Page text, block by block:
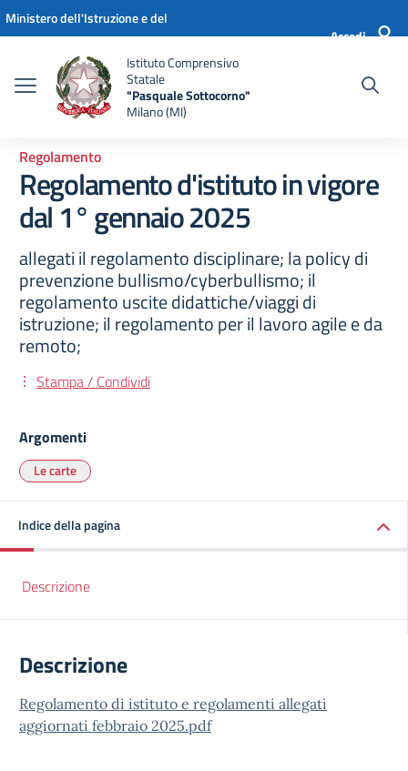
Vai ai contenuti
Vai al menu di navigazione
Vai al footer
Ministero dell'Istruzione e del
Accedi
Istituto Comprensivo
Statale
"Pasquale Sottocorno"
Milano (MI)
Regolamento
Regolamento d'istituto in vigore
dal 1° gennaio 2025
allegati il regolamento disciplinare; la policy di
prevenzione bullismo/cyberbullismo; il
regolamento uscite didattiche/viaggi di
istruzione; il regolamento per il lavoro agile e da
remoto;
Stampa / Condividi
Argomenti
Le carte
Indice della pagina
Descrizione
Descrizione
Regolamento di istituto e regolamenti allegati
aggiornati febbraio 2025.pdf